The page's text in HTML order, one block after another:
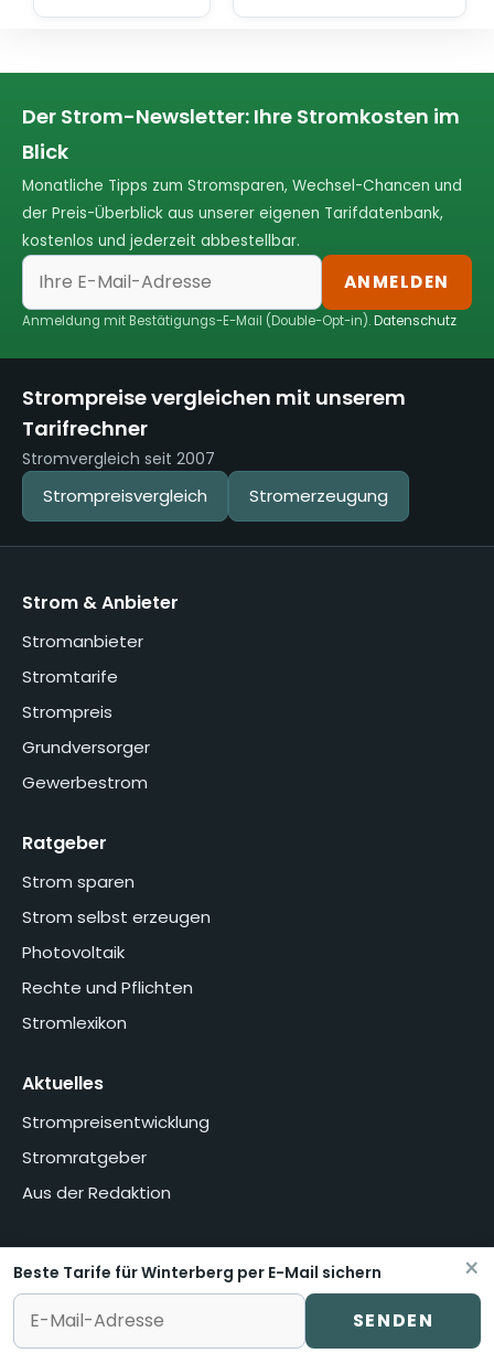
Der Strom-Newsletter: Ihre Stromkosten im
Blick
Monatliche Tipps zum Stromsparen, Wechsel-Chancen und
der Preis-Überblick aus unserer eigenen Tarifdatenbank,
kostenlos und jederzeit abbestellbar.
ANMELDEN
Anmeldung mit Bestätigungs-E-Mail (Double-Opt-in).Datenschutz
Strompreise vergleichen mit unserem
Tarifrechner
Stromvergleich seit 2007
Strompreisvergleich Stromerzeugung
Strom & Anbieter
Stromanbieter
Stromtarife
Strompreis
Grundversorger
Gewerbestrom
Ratgeber
Strom sparen
Strom selbst erzeugen
Photovoltaik
Rechte und Pflichten
Stromlexikon
Aktuelles
Strompreisentwicklung
Stromratgeber
Aus der Redaktion
HomeÜber unsMethodikPresseDatenschutzerklärung
Impressum
Vertrag widerrufen oder kündigen
© stromvermittlung.de
×
Beste Tarife für Winterberg per E-Mail sichern
SENDEN